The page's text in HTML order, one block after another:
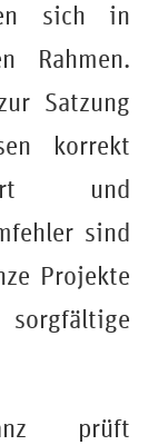
sich in
Rahmen.
Satzung
korrekt
und
sind
Projekte
prüft